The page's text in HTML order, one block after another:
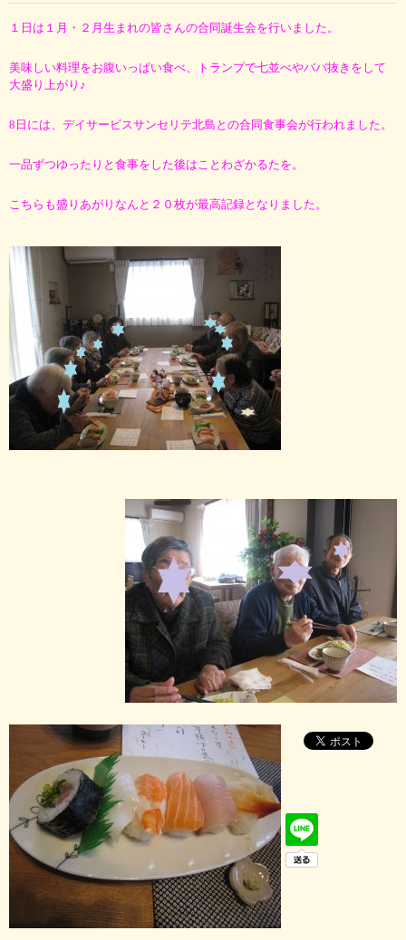
１日は１月・２月生まれの皆さんの合同誕生会を行いました。
美味しい料理をお腹いっぱい食べ、トランプで七並べやババ抜きをして
大盛り上がり♪
8日には、デイサービスサンセリテ北島との合同食事会が行われました。
一品ずつゆったりと食事をした後はことわざかるたを。
こちらも盛りあがりなんと２０枚が最高記録となりました。